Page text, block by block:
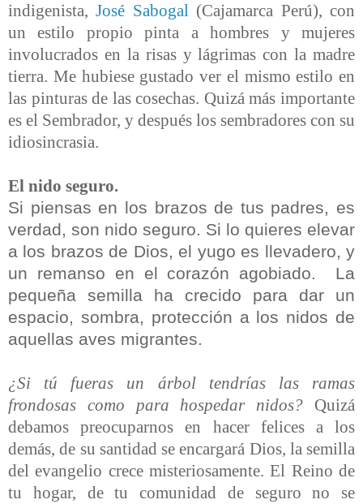
indigenista,José Sabogal(Cajamarca Perú), con
un estilo propio pinta a hombres y mujeres
involucrados en la risas y lágrimas con la madre
tierra. Me hubiese gustado ver el mismo estilo en
las pinturas de las cosechas. Quizá más importante
es el Sembrador, y después los sembradores con su
idiosincrasia.
El nido seguro.
Si piensas en los brazos de tus padres, es
verdad, son nido seguro. Si lo quieres elevar
a los brazos de Dios, el yugo es llevadero, y
un remanso en el corazón agobiado. La
pequeña semilla ha crecido para dar un
espacio, sombra, protección a los nidos de
aquellas aves migrantes.
¿Si tú fueras un árbol tendrías las ramas
frondosas como para hospedar nidos? Quizá
debamos preocuparnos en hacer felices a los
demás, de su santidad se encargará Dios, la semilla
del evangelio crece misteriosamente. El Reino de
tu hogar, de tu comunidad de seguro no se